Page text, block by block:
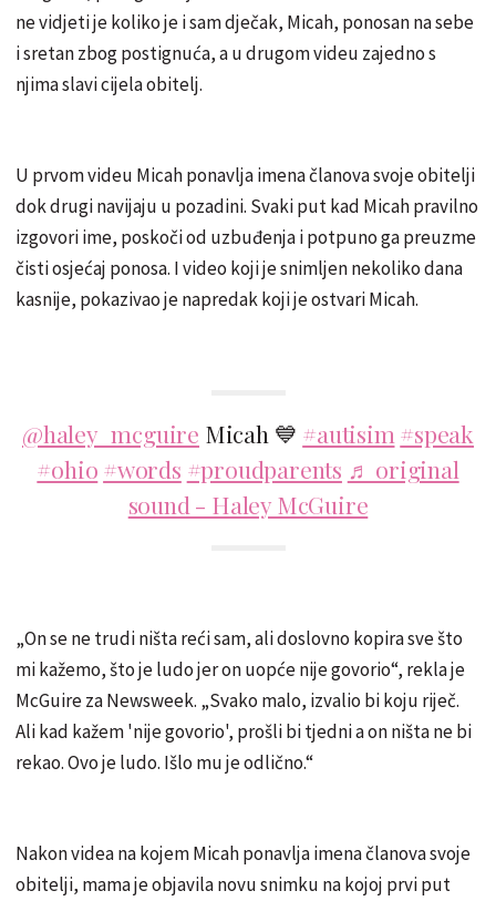
ne vidjeti je koliko je i sam dječak, Micah, ponosan na sebe
i sretan zbog postignuća, a u drugom videu zajedno s
njima slavi cijela obitelj.
U prvom videu Micah ponavlja imena članova svoje obitelji
dok drugi navijaju u pozadini. Svaki put kad Micah pravilno
izgovori ime, poskoči od uzbuđenja i potpuno ga preuzme
čisti osjećaj ponosa. I video koji je snimljen nekoliko dana
kasnije, pokazivao je napredak koji je ostvari Micah.
@haley_mcguire Micah 💙 #autisim #speak
#ohio #words #proudparents ♬ original
sound - Haley McGuire
„On se ne trudi ništa reći sam, ali doslovno kopira sve što
mi kažemo, što je ludo jer on uopće nije govorio“, rekla je
McGuire za Newsweek. „Svako malo, izvalio bi koju riječ.
Ali kad kažem 'nije govorio', prošli bi tjedni a on ništa ne bi
rekao. Ovo je ludo. Išlo mu je odlično.“
Nakon videa na kojem Micah ponavlja imena članova svoje
obitelji, mama je objavila novu snimku na kojoj prvi put